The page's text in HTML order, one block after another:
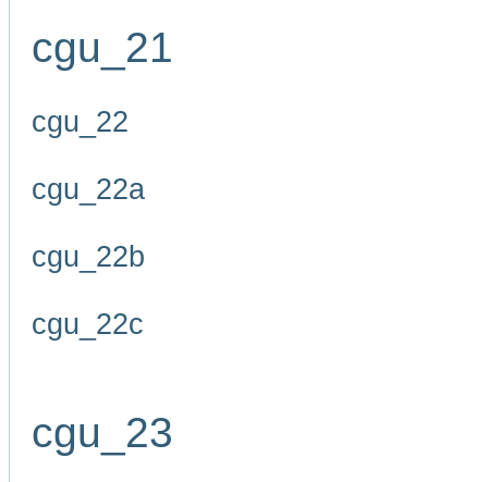
cgu_21
cgu_22
cgu_22a
cgu_22b
cgu_22c
cgu_23